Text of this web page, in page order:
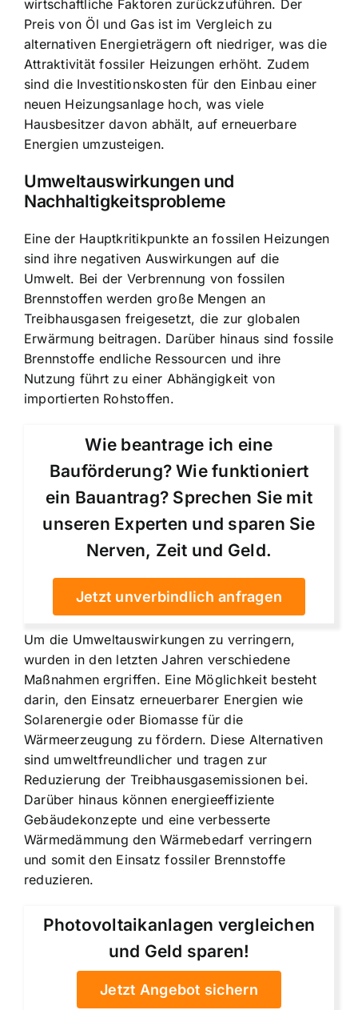
wirtschaftliche Faktoren zurückzuführen. Der
Preis von Öl und Gas ist im Vergleich zu
alternativen Energieträgern oft niedriger, was die
Attraktivität fossiler Heizungen erhöht. Zudem
sind die Investitionskosten für den Einbau einer
neuen Heizungsanlage hoch, was viele
Hausbesitzer davon abhält, auf erneuerbare
Energien umzusteigen.
Umweltauswirkungen und
Nachhaltigkeitsprobleme
Eine der Hauptkritikpunkte an fossilen Heizungen
sind ihre negativen Auswirkungen auf die
Umwelt. Bei der Verbrennung von fossilen
Brennstoffen werden große Mengen an
Treibhausgasen freigesetzt, die zur globalen
Erwärmung beitragen. Darüber hinaus sind fossile
Brennstoffe endliche Ressourcen und ihre
Nutzung führt zu einer Abhängigkeit von
importierten Rohstoffen.
Wie beantrage ich eine
Bauförderung? Wie funktioniert
ein Bauantrag? Sprechen Sie mit
unseren Experten und sparen Sie
Nerven, Zeit und Geld.
Jetzt unverbindlich anfragen
Um die Umweltauswirkungen zu verringern,
wurden in den letzten Jahren verschiedene
Maßnahmen ergriffen. Eine Möglichkeit besteht
darin, den Einsatz erneuerbarer Energien wie
Solarenergie oder Biomasse für die
Wärmeerzeugung zu fördern. Diese Alternativen
sind umweltfreundlicher und tragen zur
Reduzierung der Treibhausgasemissionen bei.
Darüber hinaus können energieeffiziente
Gebäudekonzepte und eine verbesserte
Wärmedämmung den Wärmebedarf verringern
und somit den Einsatz fossiler Brennstoffe
reduzieren.
Photovoltaikanlagen vergleichen
und Geld sparen!
Jetzt Angebot sichern